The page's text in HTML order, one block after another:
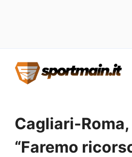
Cagliari-
“Faremo